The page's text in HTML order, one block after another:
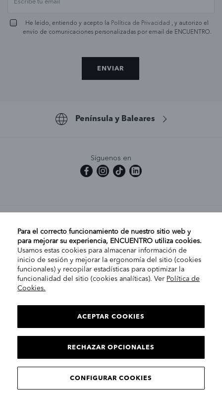
He leído, entiendo y acepto la Política de Privacidad , y autorizo el
envío de comunicaciones personalizadas por email de ENCUENTRO.
ENVIAR
Península y Baleares
Síguenos en
MI CUENTA
AYUDA
EMPRESA
INFORMACIÓN LEGAL
© 2025 Encuentro Moda. Todos los derechos reservados.
Para el correcto funcionamiento de nuestro sitio web y
para mejorar su experiencia, ENCUENTRO utiliza cookies.
Usamos estas cookies para almacenar información de
inicio de sesión y mejorar la ergonomía del sitio (cookies
funcionales) y recopilar estadísticas para optimizar la
funcionalidad del sitio (cookies analíticas). Ver Política de
Cookies.
ACEPTAR COOKIES
RECHAZAR OPCIONALES
CONFIGURAR COOKIES